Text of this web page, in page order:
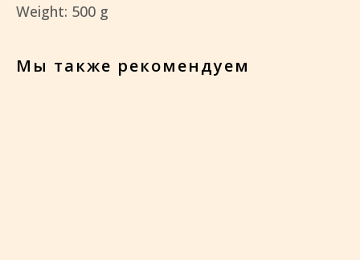
Weight: 500 g
Мы также рекомендуем